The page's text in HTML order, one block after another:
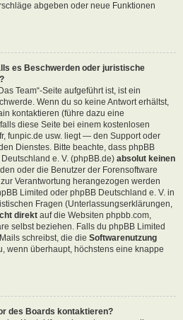
abgeben oder neue Funktionen
es Beschwerden oder juristische
Team“-Seite aufgeführt ist, ist ein
Wenn du so keine Antwort erhältst,
kontaktieren (führe dazu eine
diese Seite bei einem kostenlosen
funpic.de usw. liegt — den Support oder
Dienstes. Bitte beachte, dass phpBB
e. V. (phpBB.de) absolut keinen
oder die Benutzer der Forensoftware
Verantwortung herangezogen werden
Limited oder phpBB Deutschland e. V. in
Fragen (Unterlassungserklärungen,
direkt auf die Websiten phpbb.com,
selbst beziehen. Falls du phpBB Limited
schreibst, die die Softwarenutzung
wenn überhaupt, höchstens eine knappe
des Boards kontaktieren?